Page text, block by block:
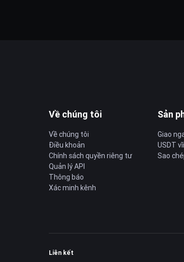
Về chúng tôi
Về chúng tôi
Điều khoản
Chính sách quyền riêng tư
Quản lý API
Thông báo
Xác minh kênh
Sản
Giao
USDT
Sao
Liên kết